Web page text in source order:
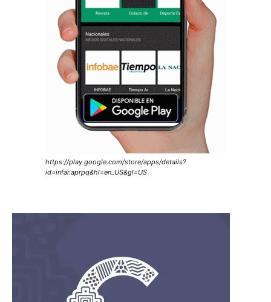
https://play.google.com/store/apps/details?
id=infar.aprpq&hl=en_US&gl=US